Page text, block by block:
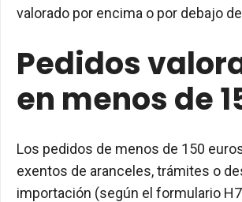
valorado por encima o por debajo
Pedidos
en menos de
Los pedidos de menos de 150
exentos de aranceles, trámites o
importación (según el formulario